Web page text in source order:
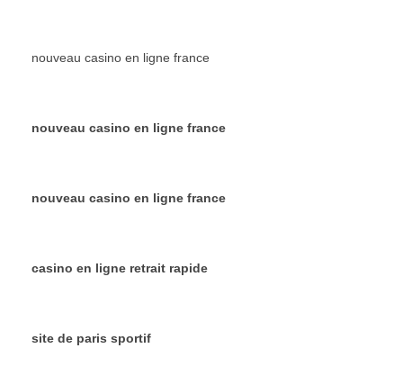
nouveau casino en ligne france
nouveau casino en ligne france
nouveau casino en ligne france
casino en ligne retrait rapide
site de paris sportif